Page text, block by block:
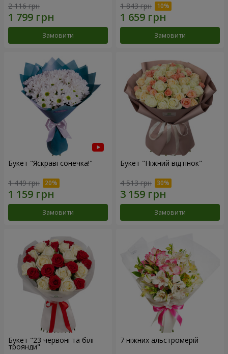
2 116 грн
Замовити
1 843 грн
Замовити
Букет "Яскраві сонечка!"
1 449 грн
Замовити
Букет "Ніжний відтінок"
4 513 грн
Замовити
Букет "23 червоні та білі
троянди"
7 ніжних альстромерій